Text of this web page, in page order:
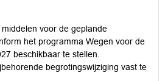
voor de geplande
het programma Wegen voor de
beschikbaar te stellen.
begrotingswijziging vast te